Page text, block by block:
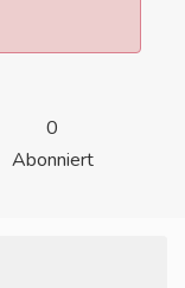
0
Abonniert